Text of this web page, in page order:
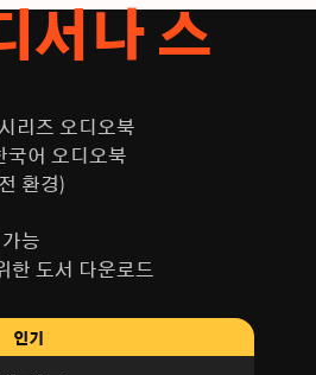
서나 스
리즈 오디오북
어 오디오북
환경)
능
한 도서 다운로드
인기